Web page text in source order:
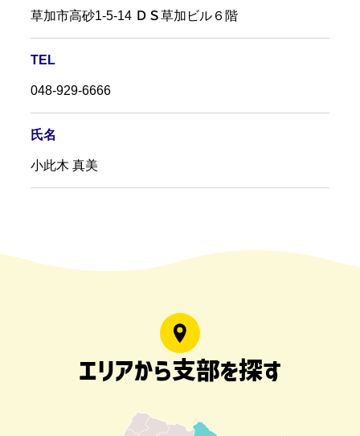
草加市高砂1-5-14 ＤＳ草加ビル６階
TEL
048-929-6666
氏名
小此木 真美
エリアから支部を探す